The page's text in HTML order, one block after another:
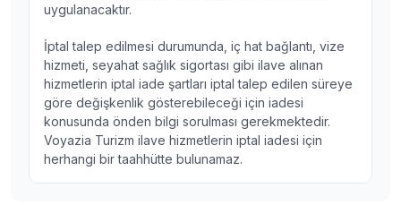
uygulanacaktır.
İptal talep edilmesi durumunda, iç hat bağlantı, vize
hizmeti, seyahat sağlık sigortası gibi ilave alınan
hizmetlerin iptal iade şartları iptal talep edilen süreye
göre değişkenlik gösterebileceği için iadesi
konusunda önden bilgi sorulması gerekmektedir.
Voyazia Turizm ilave hizmetlerin iptal iadesi için
herhangi bir taahhütte bulunamaz.